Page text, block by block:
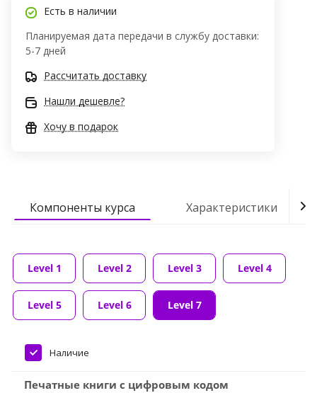
Есть в наличии
Планируемая дата передачи в службу доставки:
5-7 дней
Рассчитать доставку
Нашли дешевле?
Хочу в подарок
Компоненты курса Характеристики
Level 1 Level 2 Level 3 Level 4
Level 5 Level 6 Level 7
Наличие
Печатные книги с цифровым кодом